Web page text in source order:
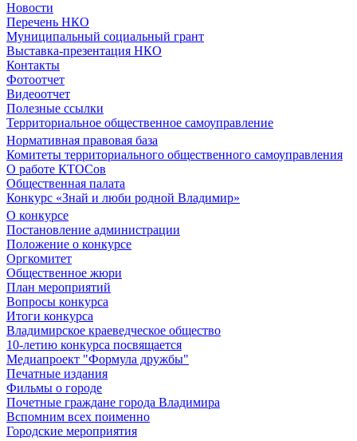
Новости
Перечень НКО
Муниципальный социальный грант
Выставка-презентация НКО
Контакты
Фотоотчет
Видеоотчет
Полезные ссылки
Территориальное общественное самоуправление
Нормативная правовая база
Комитеты территориального общественного самоуправления
О работе КТОСов
Общественная палата
Конкурс «Знай и люби родной Владимир»
О конкурсе
Постановление администрации
Положение о конкурсе
Оргкомитет
Общественное жюри
План мероприятий
Вопросы конкурса
Итоги конкурса
Владимирское краеведческое общество
10-летию конкурса посвящается
Медиапроект "Формула дружбы"
Печатные издания
Фильмы о городе
Почетные граждане города Владимира
Вспомним всех поименно
Городские мероприятия